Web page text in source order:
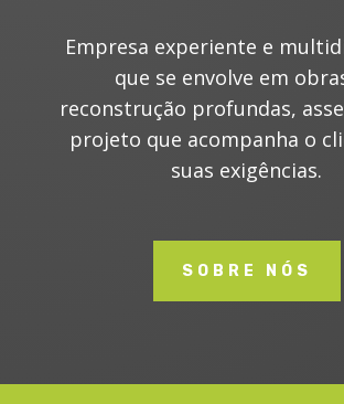
Empresa experiente e
que se envolve em
reconstrução profundas,
projeto que acompanha o
suas exigências.
SOBRE NÓS